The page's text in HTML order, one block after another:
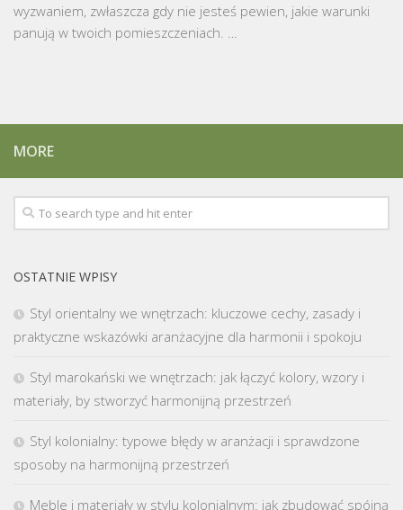
wyzwaniem, zwłaszcza gdy nie jesteś pewien, jakie warunki
panują w twoich pomieszczeniach. …
MORE
OSTATNIE WPISY
Styl orientalny we wnętrzach: kluczowe cechy, zasady i
praktyczne wskazówki aranżacyjne dla harmonii i spokoju
Styl marokański we wnętrzach: jak łączyć kolory, wzory i
materiały, by stworzyć harmonijną przestrzeń
Styl kolonialny: typowe błędy w aranżacji i sprawdzone
sposoby na harmonijną przestrzeń
Meble i materiały w stylu kolonialnym: jak zbudować spójną